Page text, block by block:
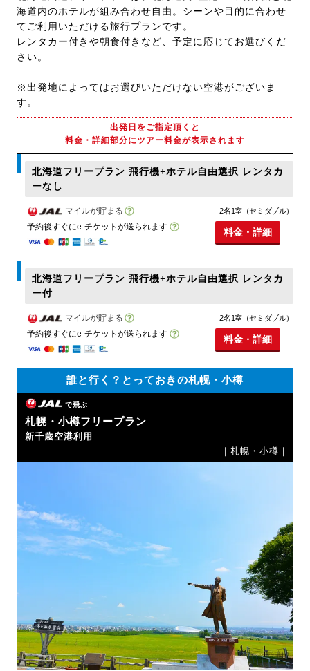
海道内のホテルが組み合わせ自由。シーンや目的に合わせ
てご利用いただける旅行プランです。
レンタカー付きや朝食付きなど、予定に応じてお選びくだ
さい。
※出発地によってはお選びいただけない空港がございま
す。
出発日をご指定頂くと
料金・詳細部分にツアー料金が表示されます
北海道フリープラン 飛行機+ホテル自由選択 レンタカ
ーなし
マイルが貯まる
予約後すぐにe-チケットが送られます
2名1室（セミダブル）
料金・詳細
北海道フリープラン 飛行機+ホテル自由選択 レンタカ
ー付
マイルが貯まる
予約後すぐにe-チケットが送られます
2名1室（セミダブル）
料金・詳細
誰と行く？とっておきの札幌・小樽
で飛ぶ
札幌・小樽フリープラン
新千歳空港利用
｜札幌・小樽｜